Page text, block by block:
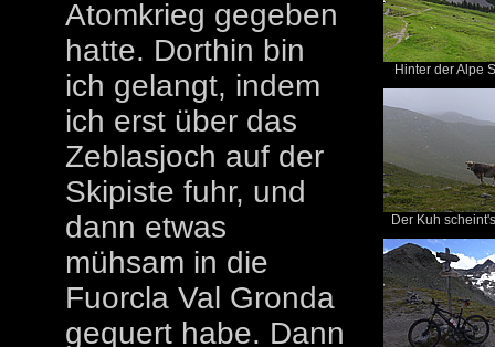
Atomkrieg gegeben
hatte. Dorthin bin
ich gelangt, indem
ich erst über das
Zeblasjoch auf der
Skipiste fuhr, und
dann etwas
mühsam in die
Fuorcla Val Gronda
gequert habe. Dann
Hinter der Alpe
Der Kuh